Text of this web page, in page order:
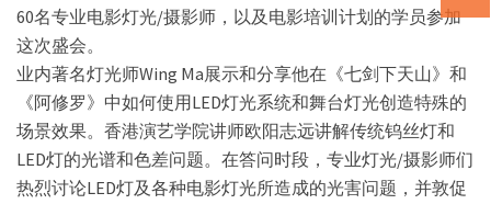
60名专业电影灯光/摄影师，以及电影培训计划的学员参加
这次盛会。
业内著名灯光师Wing Ma展示和分享他在《七剑下天山》和
《阿修罗》中如何使用LED灯光系统和舞台灯光创造特殊的
场景效果。香港演艺学院讲师欧阳志远讲解传统钨丝灯和
LED灯的光谱和色差问题。在答问时段，专业灯光/摄影师们
热烈讨论LED灯及各种电影灯光所造成的光害问题，并敦促